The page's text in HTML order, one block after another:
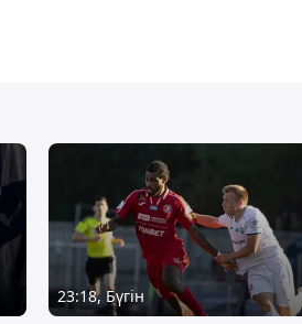
23:18, Бүгін